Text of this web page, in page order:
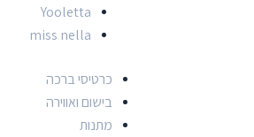
Yooletta
miss nella
כרטיסי ברכה
בישום ואווירה
מתנות